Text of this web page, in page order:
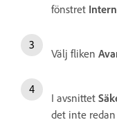
fönstret
Välj fliken
I avsnittet
det inte